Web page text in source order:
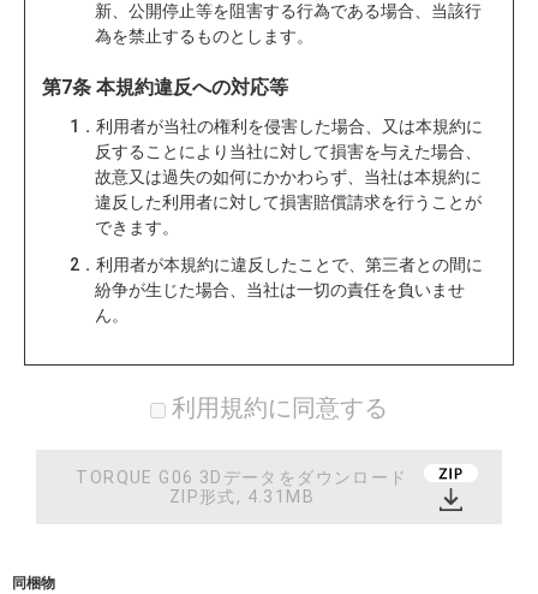
新、公開停止等を阻害する行為である場合、当該行
為を禁止するものとします。
第7条 本規約違反への対応等
1．利用者が当社の権利を侵害した場合、又は本規約に
反することにより当社に対して損害を与えた場合、
故意又は過失の如何にかかわらず、当社は本規約に
違反した利用者に対して損害賠償請求を行うことが
できます。
2．利用者が本規約に違反したことで、第三者との間に
紛争が生じた場合、当社は一切の責任を負いませ
ん。
利用規約に同意する
TORQUE G06 3Dデータをダウンロード
ZIP形式, 4.31MB
同梱物